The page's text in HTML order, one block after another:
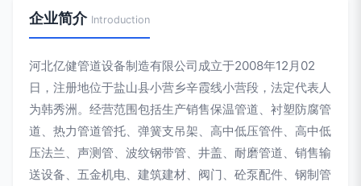
企业简介 Introduction
河北亿健管道设备制造有限公司成立于2008年12月02
日，注册地位于盐山县小营乡辛霞线小营段，法定代表人
为韩秀洲。经营范围包括生产销售保温管道、衬塑防腐管
道、热力管道管托、弹簧支吊架、高中低压管件、高中低
压法兰、声测管、波纹钢带管、井盖、耐磨管道、销售输
送设备、五金机电、建筑建材、阀门、砼泵配件、钢制管